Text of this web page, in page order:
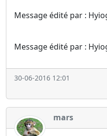
Message édité par :
Message édité par :
30-06-2016 12:01
mars